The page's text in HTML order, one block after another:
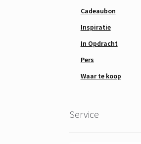
Cadeaubon
Inspiratie
In Opdracht
Pers
Waar te koop
Service